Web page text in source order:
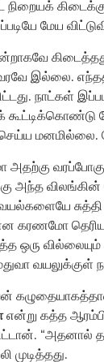
நிறையக்
மேய
இல்லை. எந்தத்
நாட்கள்
கூட்டிக்கொண்டு
மனமில்லை.
அதற்கு
அந்த விலங்கின்
சுத்தி
கரணமோ
ஒரு
வயலுக்குள்
என்று கத்த
“அதனால்
முடித்தது.